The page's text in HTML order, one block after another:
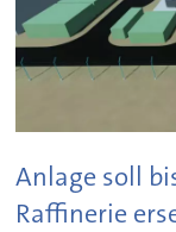
Anlage soll
Raffinerie